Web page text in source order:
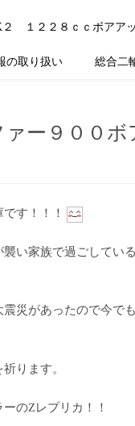
１２２８ｃｃボアア
の取り扱い 総合二
ー９００ボ
す！！！
い家族で過ごしてい
災があったので今で
ります。
のZレプリカ！！